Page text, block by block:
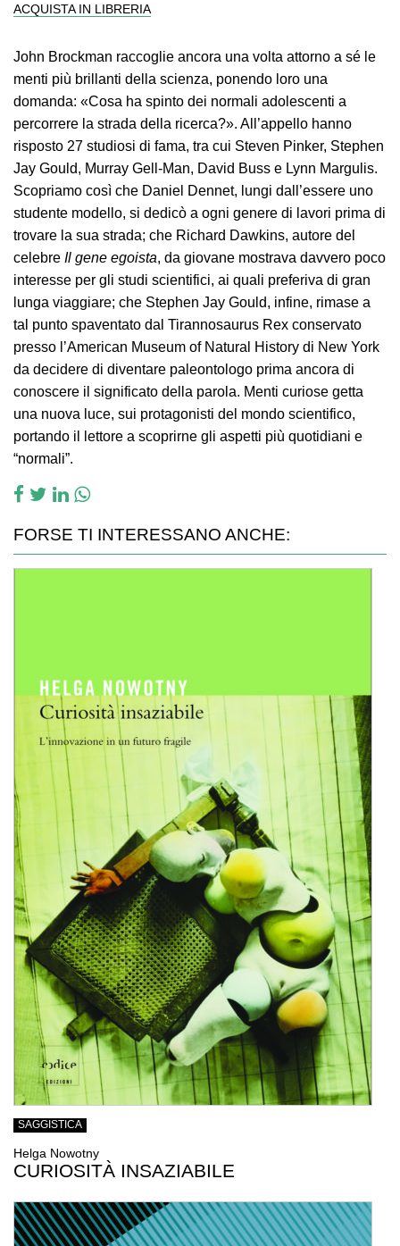
ACQUISTA IN LIBRERIA
John Brockman raccoglie ancora una volta attorno a sé le
menti più brillanti della scienza, ponendo loro una
domanda: «Cosa ha spinto dei normali adolescenti a
percorrere la strada della ricerca?». All’appello hanno
risposto 27 studiosi di fama, tra cui Steven Pinker, Stephen
Jay Gould, Murray Gell-Man, David Buss e Lynn Margulis.
Scopriamo così che Daniel Dennet, lungi dall’essere uno
studente modello, si dedicò a ogni genere di lavori prima di
trovare la sua strada; che Richard Dawkins, autore del
celebre Il gene egoista, da giovane mostrava davvero poco
interesse per gli studi scientifici, ai quali preferiva di gran
lunga viaggiare; che Stephen Jay Gould, infine, rimase a
tal punto spaventato dal Tirannosaurus Rex conservato
presso l’American Museum of Natural History di New York
da decidere di diventare paleontologo prima ancora di
conoscere il significato della parola. Menti curiose getta
una nuova luce, sui protagonisti del mondo scientifico,
portando il lettore a scoprirne gli aspetti più quotidiani e
“normali”.
FORSE TI INTERESSANO ANCHE:
SAGGISTICA
Helga Nowotny
CURIOSITÀ INSAZIABILE